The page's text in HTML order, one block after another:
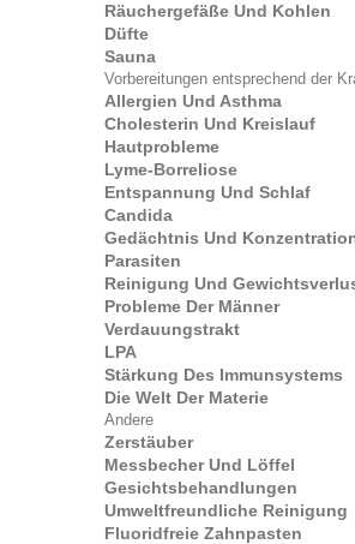
Räuchergefäße Und Kohlen
Düfte
Sauna
Vorbereitungen entsprechend der
Allergien Und Asthma
Cholesterin Und Kreislauf
Hautprobleme
Lyme-Borreliose
Entspannung Und Schlaf
Candida
Gedächtnis Und
Parasiten
Reinigung Und
Probleme Der Männer
Verdauungstrakt
LPA
Stärkung Des Immunsystems
Die Welt Der Materie
Andere
Zerstäuber
Messbecher Und Löffel
Gesichtsbehandlungen
Umweltfreundliche Reinigung
Fluoridfreie Zahnpasten